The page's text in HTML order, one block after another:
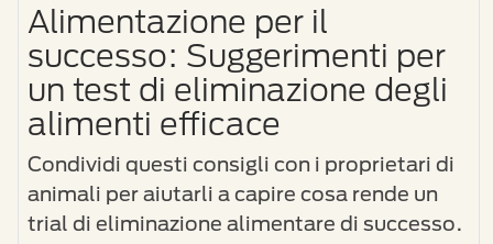
Alimentazione per il
successo: Suggerimenti per
un test di eliminazione degli
alimenti efficace
Condividi questi consigli con i proprietari di
animali per aiutarli a capire cosa rende un
trial di eliminazione alimentare di successo.